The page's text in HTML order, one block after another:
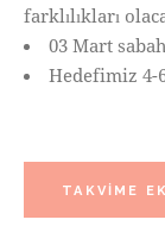
farklılıkları
03 Mart
Hedefimiz 4-
TAKVIME